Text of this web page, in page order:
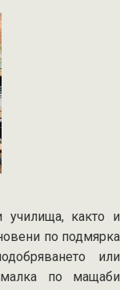
както и
по подмярка
или
по мащаби